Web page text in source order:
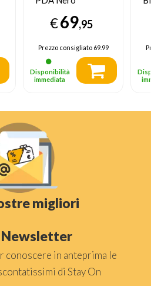
€69,95
Prezzo consigliato69.99
Disponibilità
immediata
migliori
conoscere in anteprima le
di Stay On